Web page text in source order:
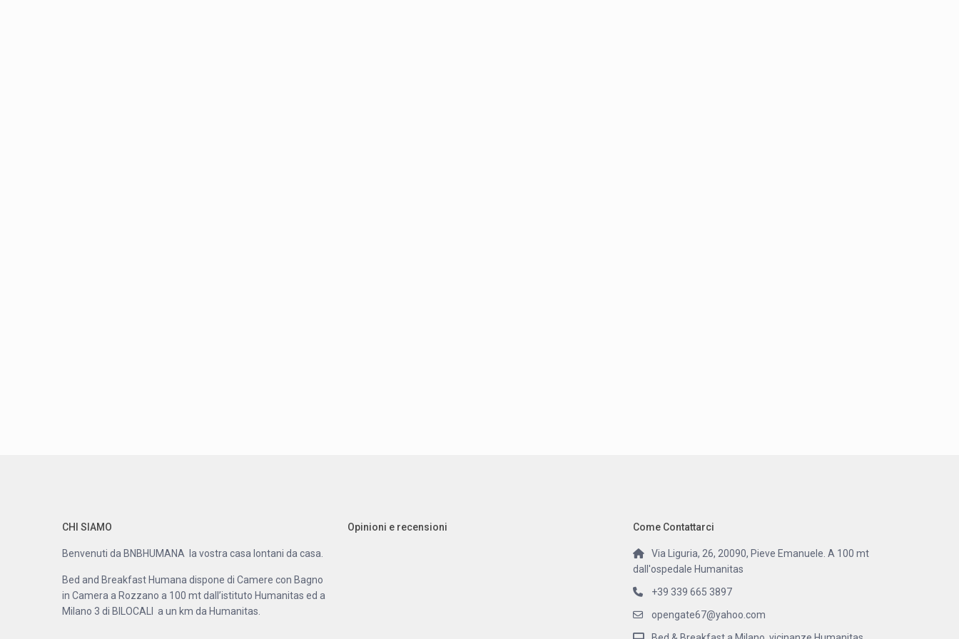
CHI SIAMO
Benvenuti da BNBHUMANA la vostra casa lontani da casa.
Bed and Breakfast Humana dispone di Camere con Bagno
in Camera a Rozzano a 100 mt dall’istituto Humanitas ed a
Milano 3 di BILOCALI a un km da Humanitas.
Opinioni e recensioni Come Contattarci
Via Liguria, 26, 20090, Pieve Emanuele. A 100 mt
dall'ospedale Humanitas
+39 339 665 3897
opengate67@yahoo.com